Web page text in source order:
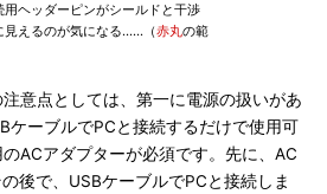
用ヘッダーピンがシールドと干渉
見えるのが気になる……（赤丸の範
意点としては、第一に電源の扱いがあ
ケーブルでPCと接続するだけで使用可
ACアダプターが必須です。先に、AC
後で、USBケーブルでPCと接続しま